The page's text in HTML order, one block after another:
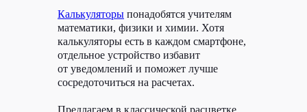
Калькуляторы понадобятся учителям
математики, физики и химии. Хотя
калькуляторы есть в каждом смартфоне,
отдельное устройство избавит
от уведомлений и поможет лучше
сосредоточиться на расчетах.
Предлагаем в классической расцветке
Иногда привычные способы отдыха
приедаются и хочется попробовать
что-то новое. Для тех, кто ищет
свежие идеи для досуга,
мы подготовили подборку приложений
на русском языке. Они помогут
расслабиться после рабочего дня,
разгрузить тело и мозг.